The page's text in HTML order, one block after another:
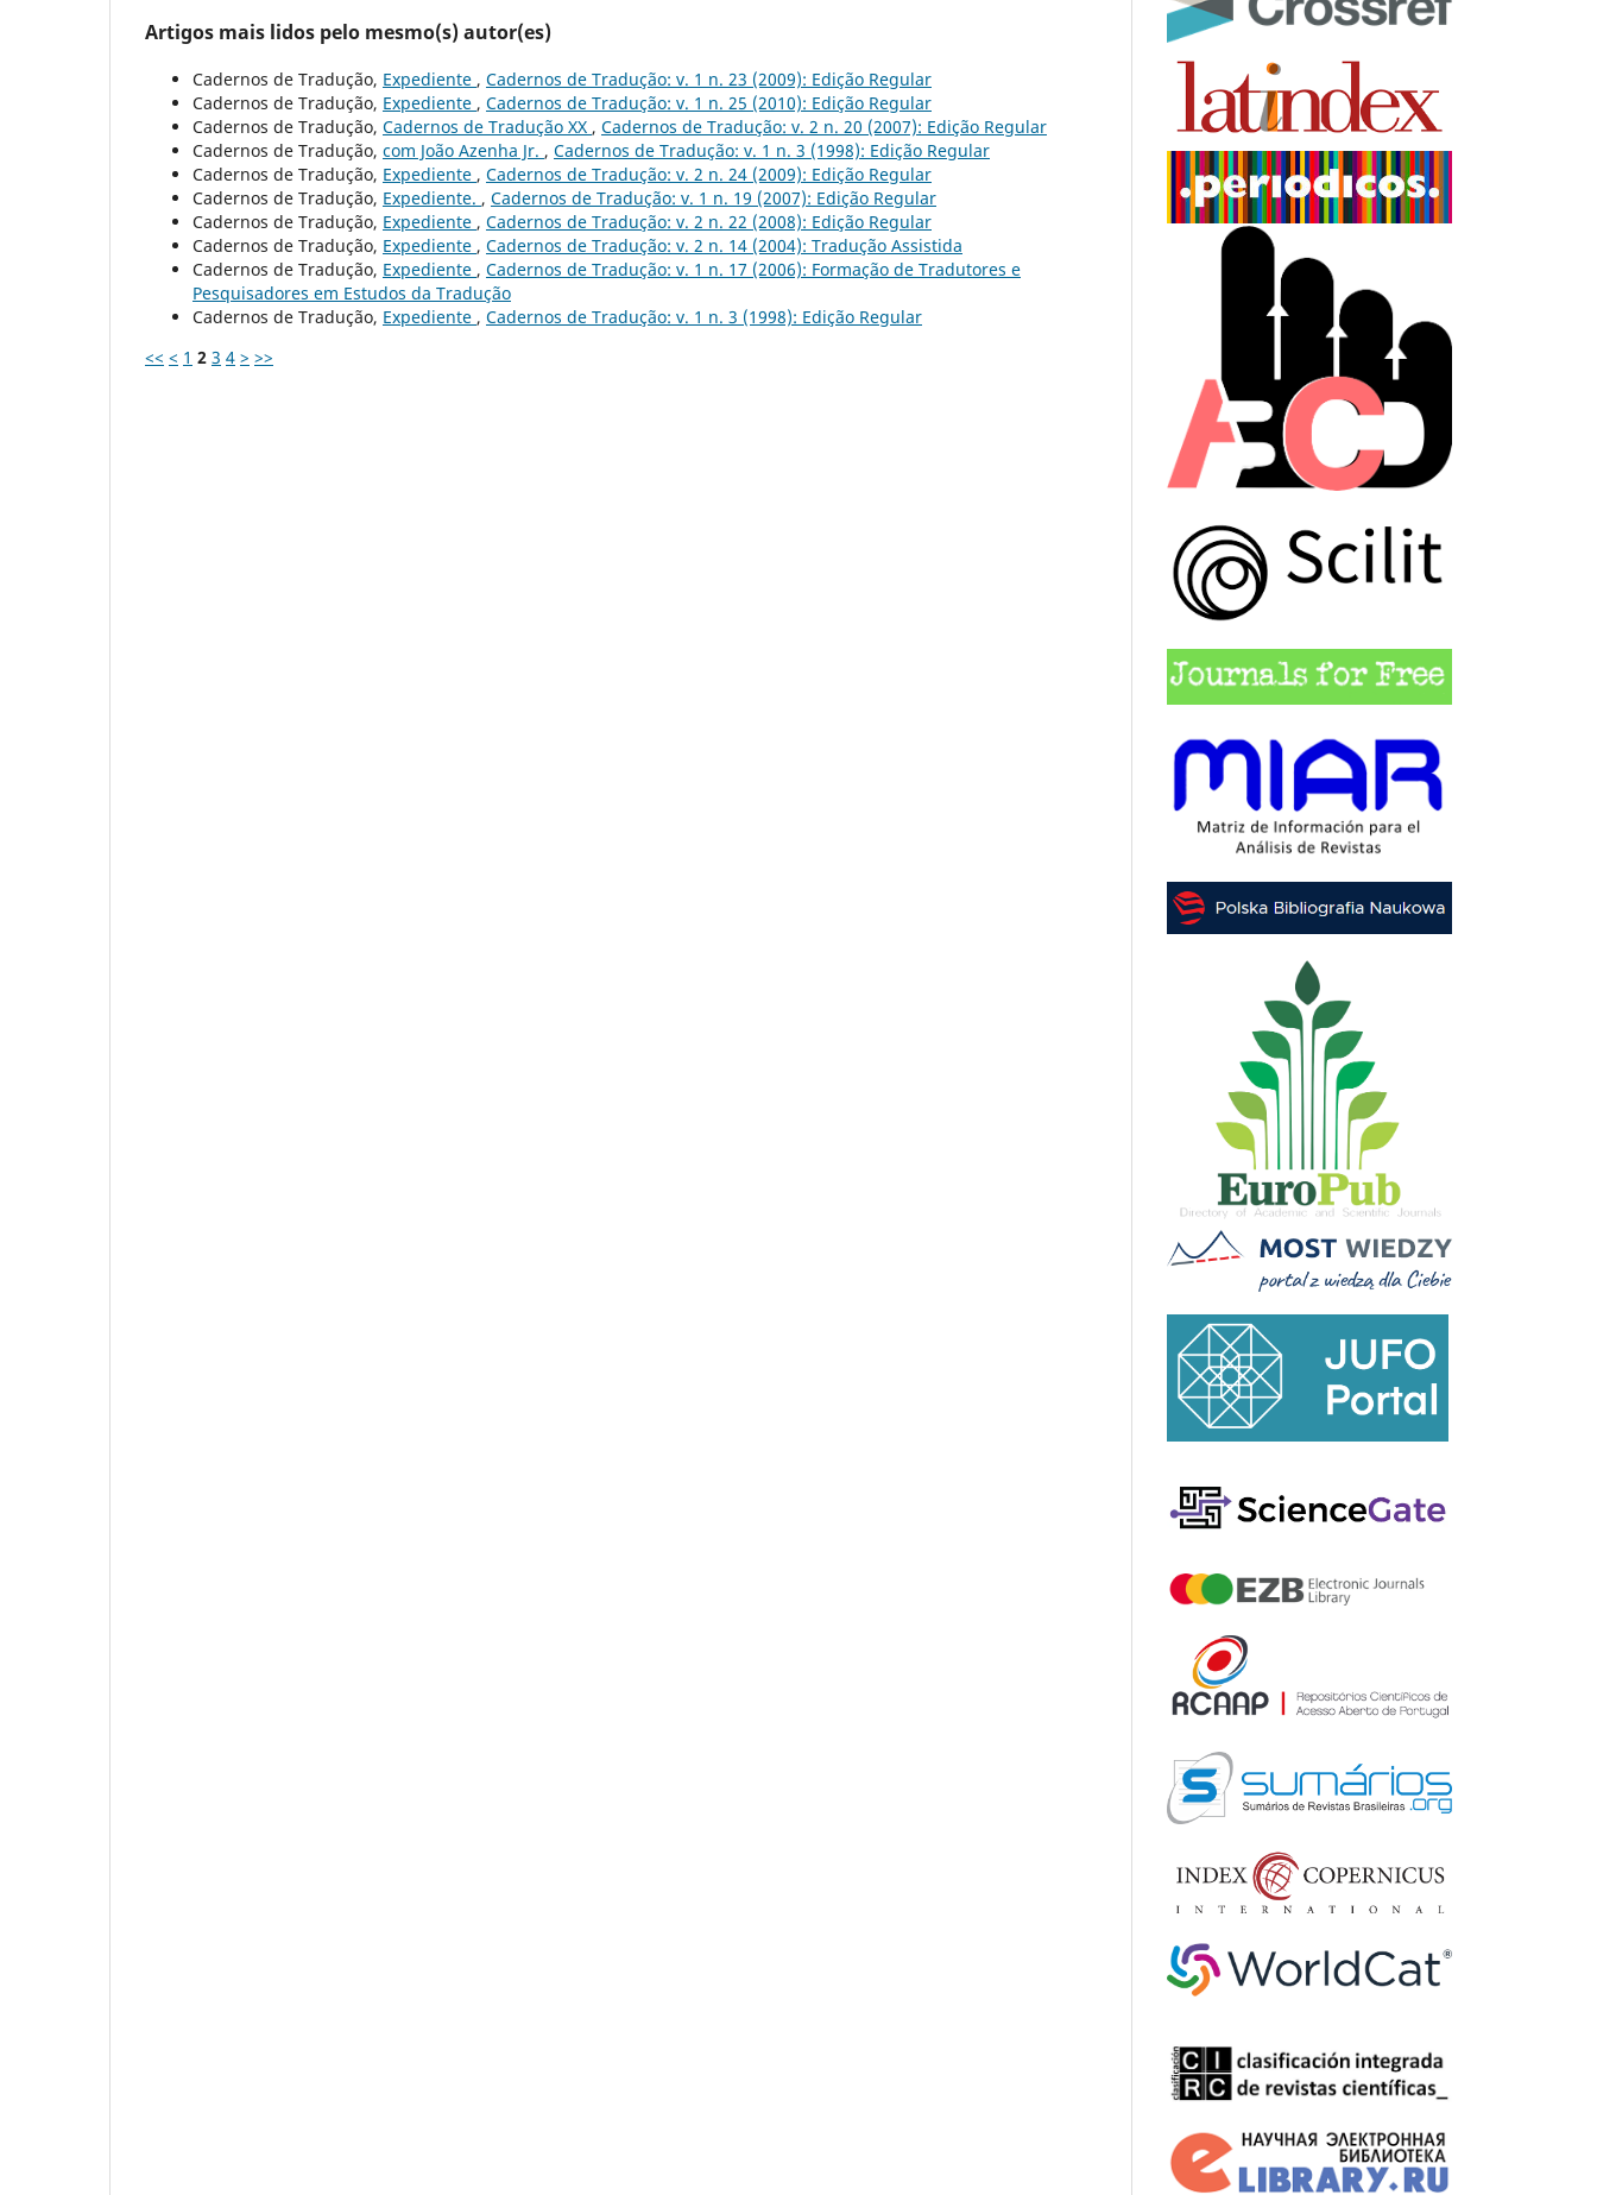
Artigos mais lidos pelo mesmo(s) autor(es)
Cadernos de Tradução, Expediente , Cadernos de Tradução: v. 1 n. 23 (2009): Edição Regular
Cadernos de Tradução, Expediente , Cadernos de Tradução: v. 1 n. 25 (2010): Edição Regular
Cadernos de Tradução, Cadernos de Tradução XX , Cadernos de Tradução: v. 2 n. 20 (2007): Edição Regular
Cadernos de Tradução, com João Azenha Jr. , Cadernos de Tradução: v. 1 n. 3 (1998): Edição Regular
Cadernos de Tradução, Expediente , Cadernos de Tradução: v. 2 n. 24 (2009): Edição Regular
Cadernos de Tradução, Expediente. , Cadernos de Tradução: v. 1 n. 19 (2007): Edição Regular
Cadernos de Tradução, Expediente , Cadernos de Tradução: v. 2 n. 22 (2008): Edição Regular
Cadernos de Tradução, Expediente , Cadernos de Tradução: v. 2 n. 14 (2004): Tradução Assistida
Cadernos de Tradução, Expediente , Cadernos de Tradução: v. 1 n. 17 (2006): Formação de Tradutores e
Pesquisadores em Estudos da Tradução
Cadernos de Tradução, Expediente , Cadernos de Tradução: v. 1 n. 3 (1998): Edição Regular
<< < 1 2 3 4 > >>